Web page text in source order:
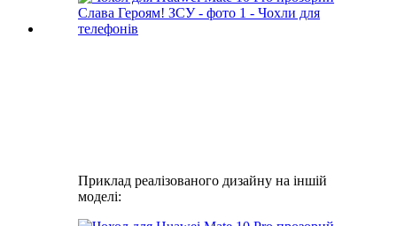
Приклад реалізованого дизайну на іншій
моделі: